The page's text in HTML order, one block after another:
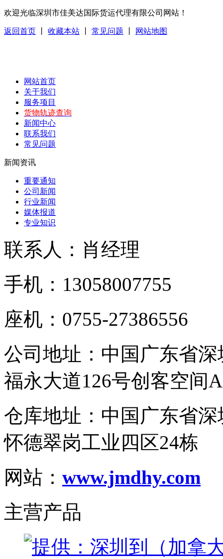
欢迎光临深圳市佳美达国际货运代理有限公司网站！
返回首页 收藏本站 常见问题 网站地图
网站首页
关于我们
服务项目
货物轨迹查询
新闻中心
联系我们
常见问题
新闻资讯
重要通知
公司新闻
行业新闻
媒体报道
专业知识
联系人：肖经理
手机：13058007755
座机：0755-27386556
公司地址：中国广东省
福永大道126号创客空间
仓库地址：中国广东省
怀德翠岗工业四区24栋
网站： www.jmdhy.com
主营产品